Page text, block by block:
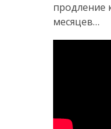
продление
месяцев…